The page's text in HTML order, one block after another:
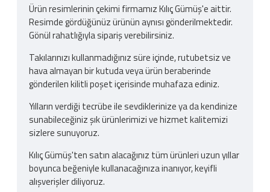
Ürün resimlerinin çekimi firmamız Kılıç Gümüş'e aittir.
Resimde gördüğünüz ürünün aynısı gönderilmektedir.
Gönül rahatlığıyla sipariş verebilirsiniz.
Takılarınızı kullanmadığınız süre içinde, rutubetsiz ve
hava almayan bir kutuda veya ürün beraberinde
gönderilen kilitli poşet içerisinde muhafaza ediniz.
Yılların verdiği tecrübe ile sevdiklerinize ya da kendinize
sunabileceğiniz şık ürünlerimizi ve hizmet kalitemizi
sizlere sunuyoruz.
Kılıç Gümüş'ten satın alacağınız tüm ürünleri uzun yıllar
boyunca beğeniyle kullanacağınıza inanıyor, keyifli
alışverişler diliyoruz.